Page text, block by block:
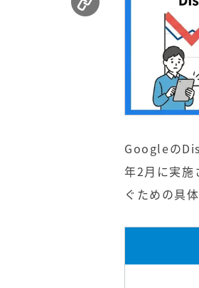
Googleの
年2月に実施
ぐための具